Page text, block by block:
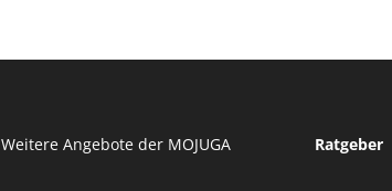
Weitere Angebote der MOJUGA Ratgeber